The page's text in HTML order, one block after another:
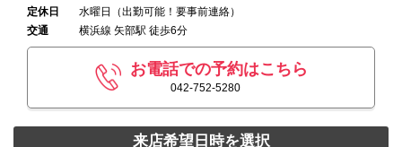
定休日
水曜日（出勤可能！要事前連絡）
交通
横浜線 矢部駅 徒歩6分
お電話での予約はこちら
042-752-5280
来店希望日時を選択